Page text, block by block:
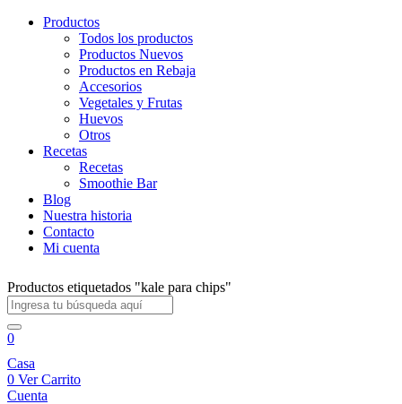
Productos
Todos los productos
Productos Nuevos
Productos en Rebaja
Accesorios
Vegetales y Frutas
Huevos
Otros
Recetas
Recetas
Smoothie Bar
Blog
Nuestra historia
Contacto
Mi cuenta
Productos etiquetados "kale para chips"
0
Casa
0 Ver Carrito
Cuenta